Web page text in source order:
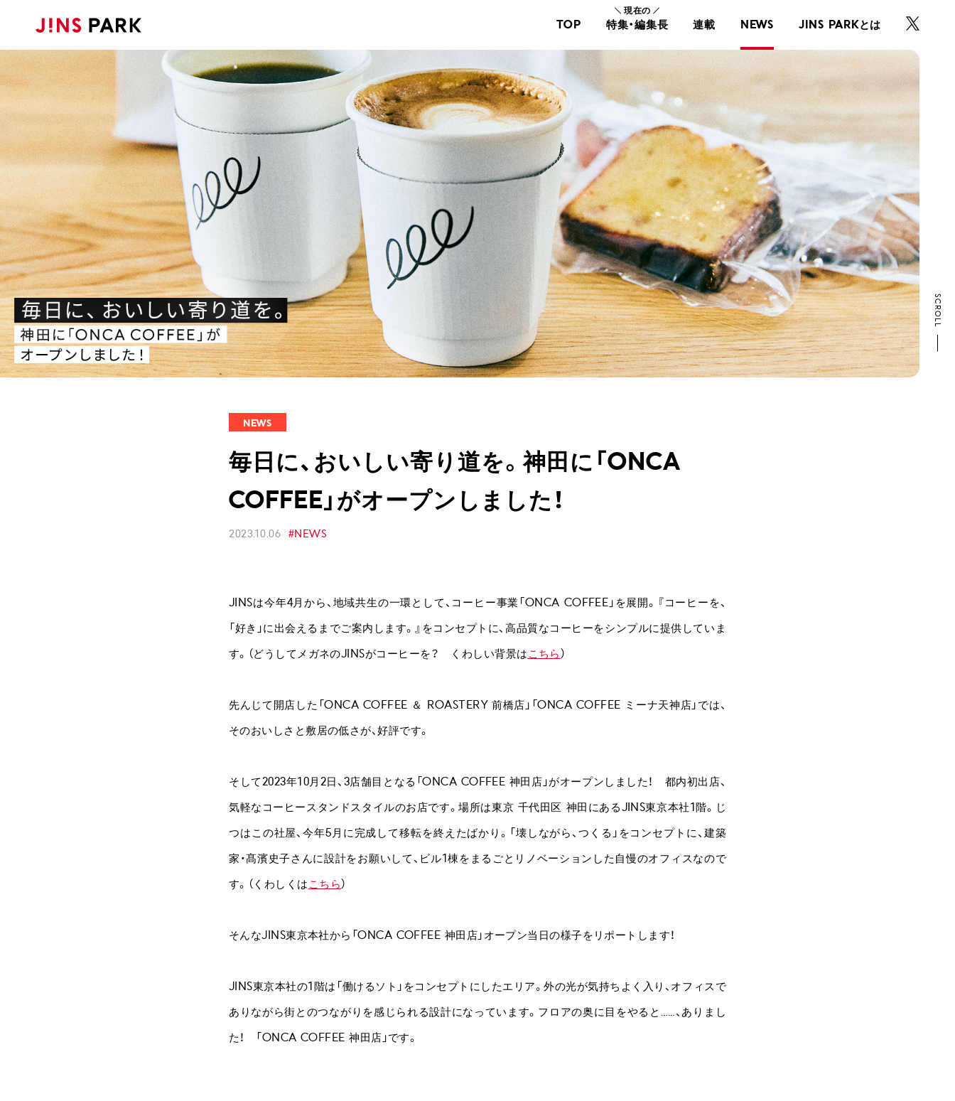
TOP
現在の
特集・編集長 連載 NEWS JINS PARKとは
SCROLL
NEWS
毎日に、おいしい寄り道を。神田に「ONCA
COFFEE」がオープンしました！
2023.10.06 #NEWS
JINSは今年4月から、地域共生の一環として、コーヒー事業「ONCA COFFEE」を展開。『コーヒーを、
「好き」に出会えるまでご案内します。』をコンセプトに、高品質なコーヒーをシンプルに提供していま
す。（どうしてメガネのJINSがコーヒーを？ くわしい背景は こちら ）
先んじて開店した「ONCA COFFEE ＆ ROASTERY 前橋店」「ONCA COFFEE ミーナ天神店」では、
そのおいしさと敷居の低さが、好評です。
そして2023年10月2日、3店舗目となる「ONCA COFFEE 神田店」がオープンしました！ 都内初出店、
気軽なコーヒースタンドスタイルのお店です。場所は東京 千代田区 神田にあるJINS東京本社1階。じ
つはこの社屋、今年5月に完成して移転を終えたばかり。「壊しながら、つくる」をコンセプトに、建築
家・髙濱史子さんに設計をお願いして、ビル1棟をまるごとリノベーションした自慢のオフィスなので
す。（くわしくは こちら ）
そんなJINS東京本社から「ONCA COFFEE 神田店」オープン当日の様子をリポートします！
JINS東京本社の1階は「働けるソト」をコンセプトにしたエリア。外の光が気持ちよく入り、オフィスで
ありながら街とのつながりを感じられる設計になっています。フロアの奥に目をやると……、ありまし
た！ 「ONCA COFFEE 神田店」です。